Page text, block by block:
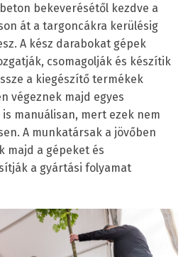
bekeverésétől kezdve a
át a targoncákra kerülésig
A kész darabokat gépek
csomagolják és készítik
a kiegészítő termékek
végeznek majd egyes
manuálisan, mert ezek nem
A munkatársak a jövőben
majd a gépeket és
a gyártási folyamat